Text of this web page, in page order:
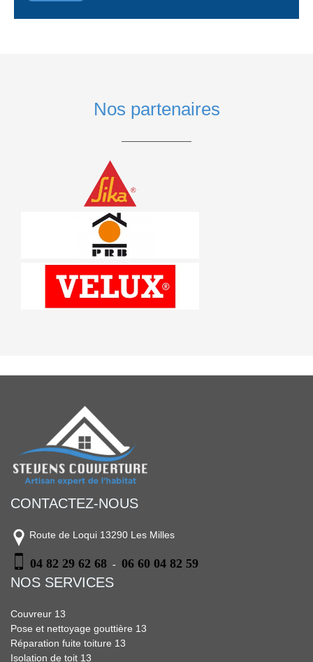
Nos partenaires
CONTACTEZ-NOUS
Route de Loqui 13290 Les Milles
04 82 29 62 68 - 06 60 04 82 59
NOS SERVICES
Couvreur 13
Pose et nettoyage gouttière 13
Réparation fuite toiture 13
Isolation de toit 13